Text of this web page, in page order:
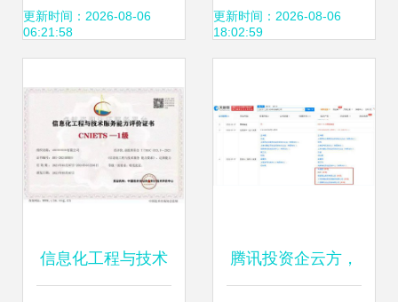
流，深度解析最新
更新时间：2026-08-06
06:21:58
询日 信息技术服务
更新时间：2026-08-06
18:02:59
信息化工程与技术 腾讯投资企云方，